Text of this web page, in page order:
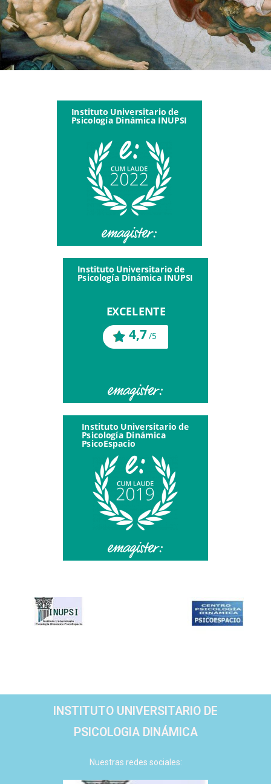
INSTITUTO UNIVERSITARIO DE
PSICOLOGIA DINÁMICA
Nuestras redes sociales: